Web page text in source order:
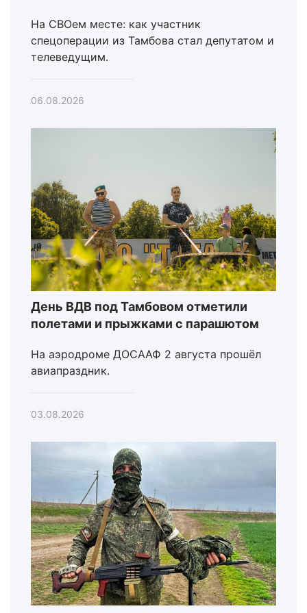
На СВОем месте: как участник
спецоперации из Тамбова стал депутатом и
телеведущим.
06.08.2026
День ВДВ под Тамбовом отметили
полетами и прыжками с парашютом
На аэродроме ДОСААФ 2 августа прошёл
авиапраздник.
03.08.2026